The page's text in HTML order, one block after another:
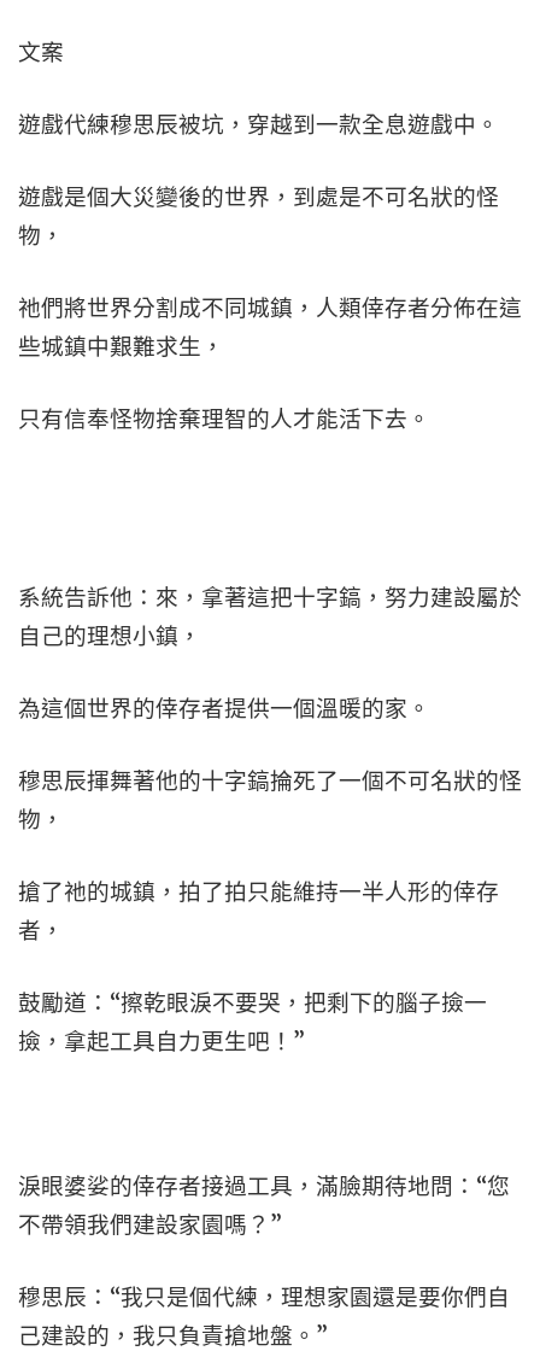
文案
遊戲代練穆思辰被坑，穿越到一款全息遊戲中。
遊戲是個大災變後的世界，到處是不可名狀的怪
物，
祂們將世界分割成不同城鎮，人類倖存者分佈在這
些城鎮中艱難求生，
只有信奉怪物捨棄理智的人才能活下去。
系統告訴他：來，拿著這把十字鎬，努力建設屬於
自己的理想小鎮，
為這個世界的倖存者提供一個溫暖的家。
穆思辰揮舞著他的十字鎬掄死了一個不可名狀的怪
物，
搶了祂的城鎮，拍了拍只能維持一半人形的倖存
者，
鼓勵道：“擦乾眼淚不要哭，把剩下的腦子撿一
撿，拿起工具自力更生吧！”
淚眼婆娑的倖存者接過工具，滿臉期待地問：“您
不帶領我們建設家園嗎？”
穆思辰：“我只是個代練，理想家園還是要你們自
己建設的，我只負責搶地盤。”